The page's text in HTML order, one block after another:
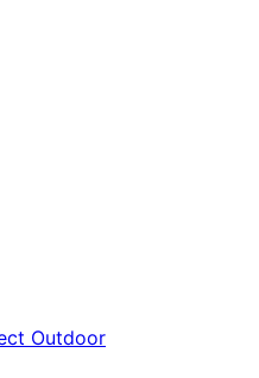
Outdoor